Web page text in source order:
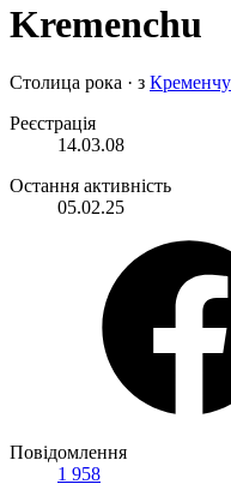
Kremenchu
Столица рока · з
Реєстрація
14.03.08
Остання активність
05.02.25
Повідомлення
1 958